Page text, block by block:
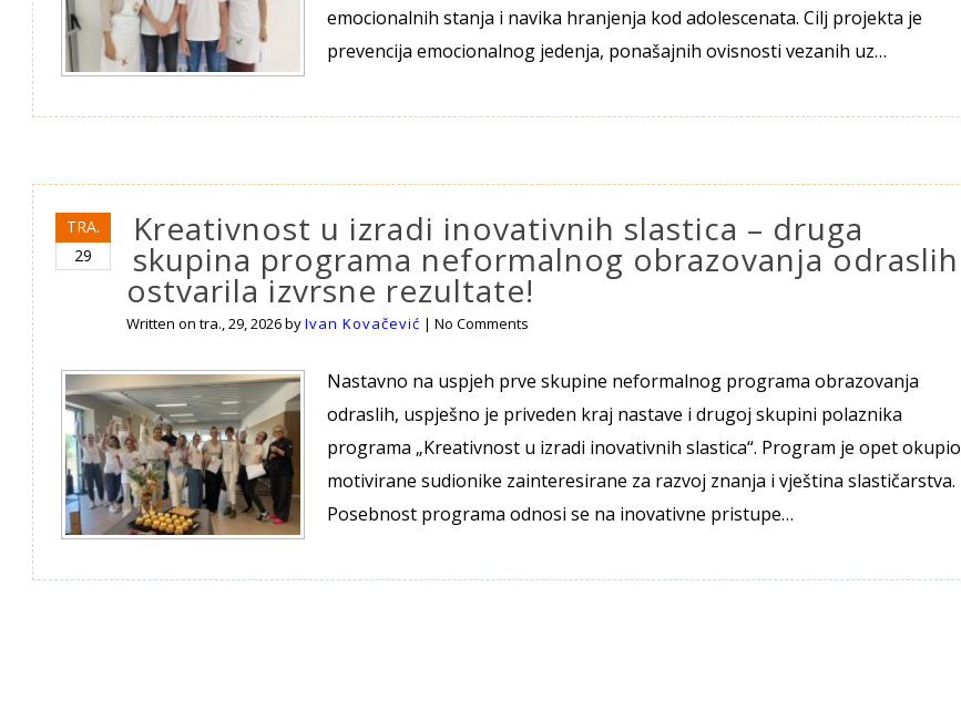
emocionalnih stanja i navika hranjenja kod adolescenata. Cilj projekta je
prevencija emocionalnog jedenja, ponašajnih ovisnosti vezanih uz…
TRA.
29
Kreativnost u izradi inovativnih slastica – druga
skupina programa neformalnog obrazovanja odraslih
ostvarila izvrsne rezultate!
Written ontra., 29, 2026byIvan Kovačević |No Comments
Nastavno na uspjeh prve skupine neformalnog programa obrazovanja
odraslih, uspješno je priveden kraj nastave i drugoj skupini polaznika
programa „Kreativnost u izradi inovativnih slastica“. Program je opet okupio
motivirane sudionike zainteresirane za razvoj znanja i vještina slastičarstva.
Posebnost programa odnosi se na inovativne pristupe…